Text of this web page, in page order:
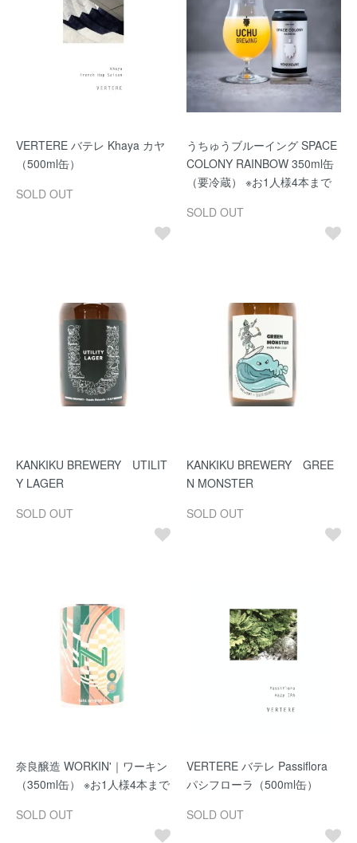
VERTERE バテレ Khaya カヤ
（500ml缶）
SOLD OUT
うちゅうブルーイング SPACE
COLONY RAINBOW 350ml缶
（要冷蔵） ※お1人様4本まで
SOLD OUT
KANKIKU BREWERY UTILIT
Y LAGER
SOLD OUT
KANKIKU BREWERY GREE
N MONSTER
SOLD OUT
奈良醸造 WORKIN'｜ワーキン
（350ml缶） ※お1人様4本まで
SOLD OUT
VERTERE バテレ Passiflora
パシフローラ（500ml缶）
SOLD OUT